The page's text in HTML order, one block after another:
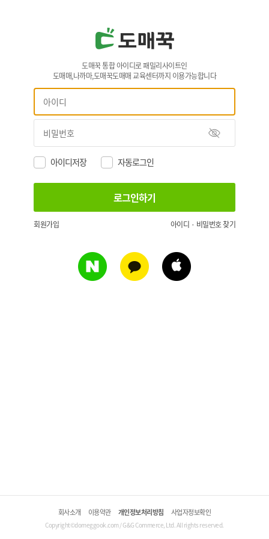
도매꾹 통합 아이디로 패밀리사이트인
도매매,나까마,도매꾹도매매 교육센터까지 이용가능합니다
아이디저장 자동로그인
회원가입 아이디 · 비밀번호 찾기
회사소개 이용약관 개인정보처리방침 사업자정보확인
Copyright©domeggook.com / G&G Commerce, Ltd. All rights reserved.